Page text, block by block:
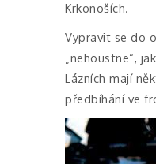
Krkonoších.
Vypravit se do
„nehoustne“,
Lázních mají
předbíhání ve